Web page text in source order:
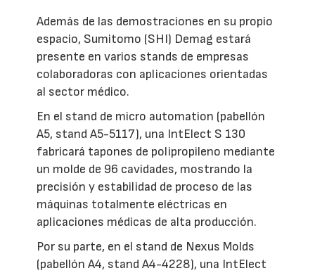
Además de las demostraciones en su propio
espacio, Sumitomo (SHI) Demag estará
presente en varios stands de empresas
colaboradoras con aplicaciones orientadas
al sector médico.
En el stand de micro automation (pabellón
A5, stand A5-5117), una IntElect S 130
fabricará tapones de polipropileno mediante
un molde de 96 cavidades, mostrando la
precisión y estabilidad de proceso de las
máquinas totalmente eléctricas en
aplicaciones médicas de alta producción.
Por su parte, en el stand de Nexus Molds
(pabellón A4, stand A4-4228), una IntElect